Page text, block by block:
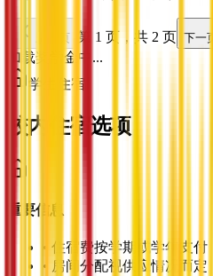
上一页 第 1 页，共 2 页 下一页
加载奖学金中...
学生住宿
校内住宿选项
重要信息
• 住宿费按学期或学年支付
• 房间分配视供应情况而定